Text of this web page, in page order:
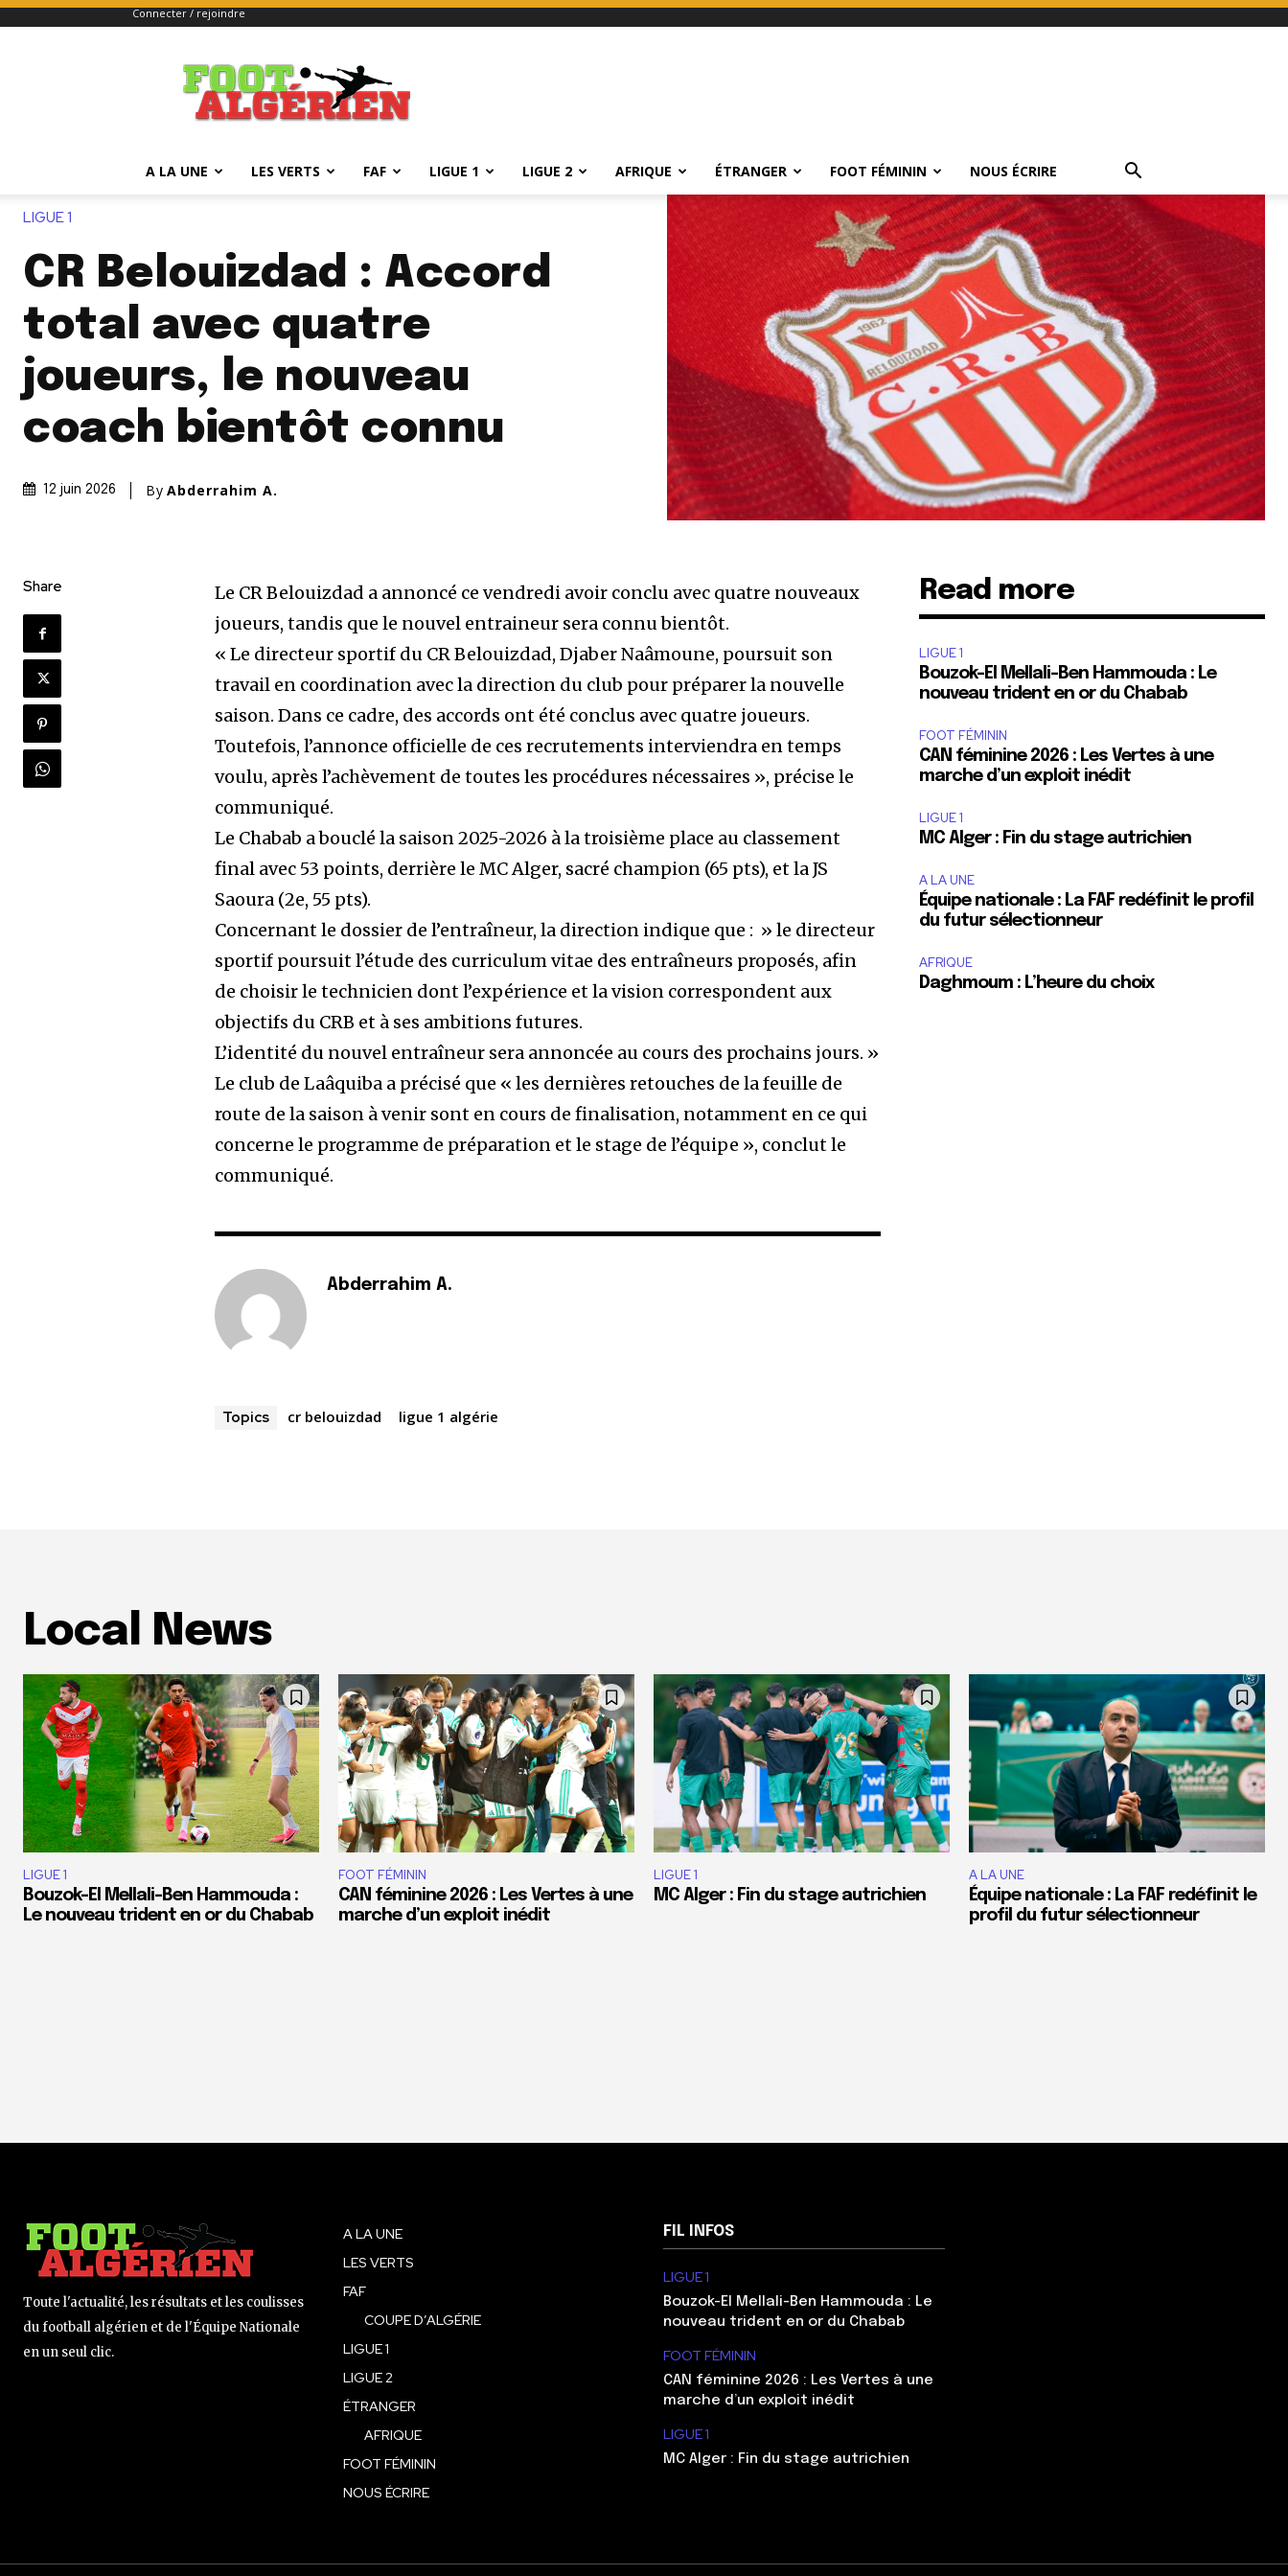
Connecter / rejoindre
FOOTALGERIEN
A LA UNE LES VERTS FAF LIGUE 1 LIGUE 2 AFRIQUE ÉTRANGER FOOT FÉMININ NOUS ÉCRIRE
LIGUE 1
CR Belouizdad : Accord
total avec quatre
joueurs, le nouveau
coach bientôt connu
12 juin 2026 By Abderrahim A.
Share
Le CR Belouizdad a annoncé ce vendredi avoir conclu avec quatre nouveaux
joueurs, tandis que le nouvel entraineur sera connu bientôt.
« Le directeur sportif du CR Belouizdad, Djaber Naâmoune, poursuit son
travail en coordination avec la direction du club pour préparer la nouvelle
saison. Dans ce cadre, des accords ont été conclus avec quatre joueurs.
Toutefois, l’annonce officielle de ces recrutements interviendra en temps
voulu, après l’achèvement de toutes les procédures nécessaires », précise le
communiqué.
Le Chabab a bouclé la saison 2025-2026 à la troisième place au classement
final avec 53 points, derrière le MC Alger, sacré champion (65 pts), et la JS
Saoura (2e, 55 pts).
Concernant le dossier de l’entraîneur, la direction indique que : » le directeur
sportif poursuit l’étude des curriculum vitae des entraîneurs proposés, afin
de choisir le technicien dont l’expérience et la vision correspondent aux
objectifs du CRB et à ses ambitions futures.
L’identité du nouvel entraîneur sera annoncée au cours des prochains jours. »
Le club de Laâquiba a précisé que « les dernières retouches de la feuille de
route de la saison à venir sont en cours de finalisation, notamment en ce qui
concerne le programme de préparation et le stage de l’équipe », conclut le
communiqué.
Abderrahim A.
Topics cr belouizdad ligue 1 algérie
Read more
LIGUE 1
Bouzok-El Mellali-Ben Hammouda : Le
nouveau trident en or du Chabab
FOOT FÉMININ
CAN féminine 2026 : Les Vertes à une
marche d’un exploit inédit
LIGUE 1
MC Alger : Fin du stage autrichien
A LA UNE
Équipe nationale : La FAF redéfinit le profil
du futur sélectionneur
AFRIQUE
Daghmoum : L’heure du choix
Local News
LIGUE 1
Bouzok-El Mellali-Ben Hammouda :
Le nouveau trident en or du Chabab
FOOT FÉMININ
CAN féminine 2026 : Les Vertes à une
marche d’un exploit inédit
LIGUE 1
MC Alger : Fin du stage autrichien
A LA UNE
Équipe nationale : La FAF redéfinit le
profil du futur sélectionneur
Toute l'actualité, les résultats et les coulisses
du football algérien et de l'Équipe Nationale
en un seul clic.
A LA UNE
LES VERTS
FAF
COUPE D’ALGÉRIE
LIGUE 1
LIGUE 2
ÉTRANGER
AFRIQUE
FOOT FÉMININ
NOUS ÉCRIRE
FIL INFOS
LIGUE 1
Bouzok-El Mellali-Ben Hammouda : Le
nouveau trident en or du Chabab
FOOT FÉMININ
CAN féminine 2026 : Les Vertes à une
marche d’un exploit inédit
LIGUE 1
MC Alger : Fin du stage autrichien